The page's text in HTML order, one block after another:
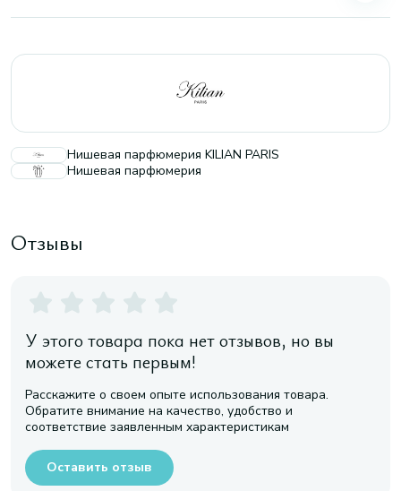
Нишевая парфюмерия KILIAN PARIS
Нишевая парфюмерия
Отзывы
У этого товара пока нет отзывов, но вы
можете стать первым!
Расскажите о своем опыте использования товара.
Обратите внимание на качество, удобство и
соответствие заявленным характеристикам
Оставить отзыв